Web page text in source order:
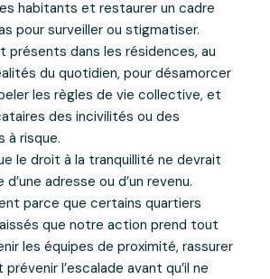
habitants et restaurer un cadre
pour surveiller ou stigmatiser.
présents dans les résidences, au
du quotidien, pour désamorcer
les règles de vie collective, et
des incivilités ou des
à risque.
le droit à la tranquillité ne devrait
adresse ou d’un revenu.
parce que certains quartiers
que notre action prend tout
les équipes de proximité, rassurer
l’escalade avant qu’il ne